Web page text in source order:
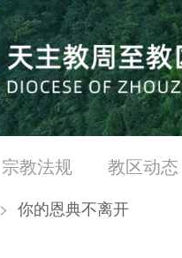
宗教法规 教区动态
> 你的恩典不离开